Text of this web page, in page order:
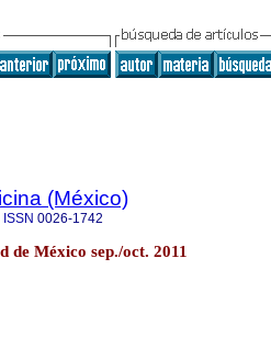
(México)
ISSN 0026-1742
de México sep./oct. 2011